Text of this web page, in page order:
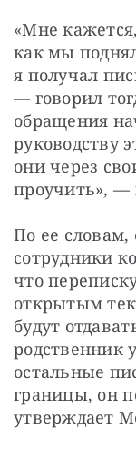
«Мне
как мы
я получал
— говорил
обращения
руководству
они через
проучить», —
По ее
сотрудники
что
открытым
будут
родственник
остальные
границы, он
утверждает